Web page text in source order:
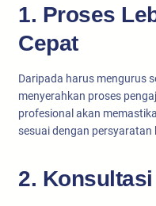
1. Proses
Cepat
Daripada harus mengurus
menyerahkan proses
profesional akan
sesuai dengan persyaratan
2.